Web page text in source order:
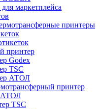
маркетплейса
принтеры
принтер
Godex
TSC
АТОЛ
принтер
АТОЛ
TSC